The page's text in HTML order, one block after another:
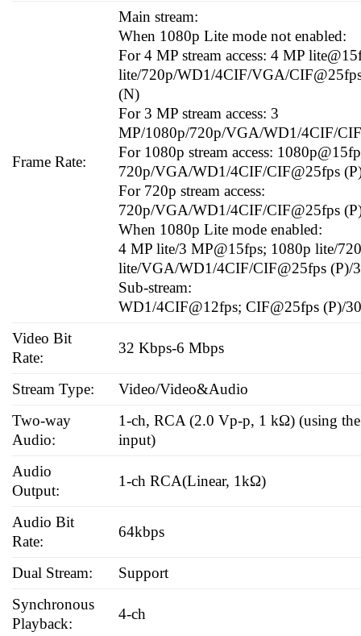
Frame Rate:
Main stream:
When 1080p Lite mode not enabled:
For 4 MP stream access: 4 MP
lite/720p/WD1/4CIF/VGA/
(N)
For 3 MP stream access: 3
MP/1080p/720p/VGA/WD1/4CIF/
For 1080p stream access:
720p/VGA/WD1/4CIF/CIF@25fps
For 720p stream access:
720p/VGA/WD1/4CIF/CIF@25fps
When 1080p Lite mode enabled:
4 MP lite/3 MP@15fps; 1080p lite/
lite/VGA/WD1/4CIF/CIF@25fps (P)/
Sub-stream:
WD1/4CIF@12fps; CIF@25fps (P)/
Video Bit
Rate:
32 Kbps-6 Mbps
Stream Type:
Video/Video&Audio
Two-way
Audio:
1-ch, RCA (2.0 Vp-p, 1 kΩ) (using
input)
Audio
Output:
1-ch RCA(Linear, 1kΩ)
Audio Bit
Rate:
64kbps
Dual Stream:
Support
Synchronous
Playback:
4-ch